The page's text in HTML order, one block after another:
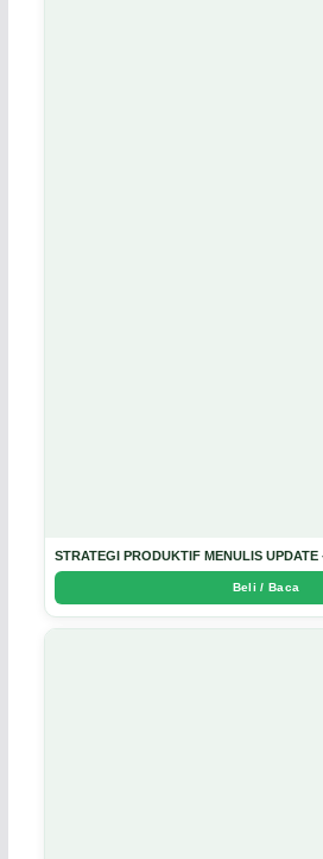
STRATEGI PRODUKTIF MENULIS
Beli / Baca